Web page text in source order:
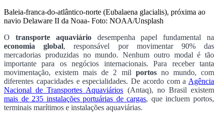
Baleia-franca-do-atlântico-norte (Eubalaena glacialis), próxima ao
navio Delaware II da Noaa- Foto: NOAA/Unsplash
O transporte aquaviáriodesempenha papel fundamental na
economia global, responsável por movimentar 90% das
mercadorias produzidas no mundo. Nenhum outro modal é tão
importante para os negócios internacionais. Para receber tanta
movimentação, existem mais de 2 mil portosno mundo, com
diferentes capacidades e especialidades. De acordo com a Agência
Nacional de Transportes Aquaviários (Antaq), no Brasil existem
mais de 235 instalações portuárias de cargas, que incluem portos,
terminais marítimos e instalações aquaviárias.